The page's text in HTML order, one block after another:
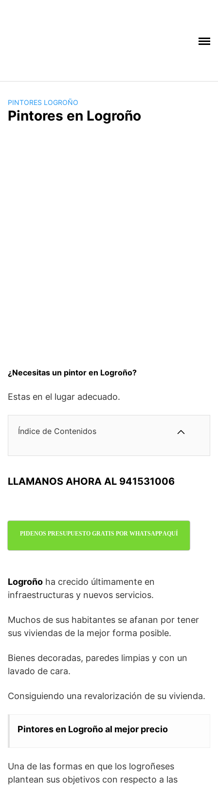
PINTORES LOGROÑO
Pintores en Logroño
¿Necesitas un pintor en Logroño?
Estas en el lugar adecuado.
Índice de Contenidos
LLAMANOS AHORA AL 941531006
PIDENOS PRESUPUESTO GRATIS POR WHATSAPP AQUÍ
Logroño ha crecido últimamente en
infraestructuras y nuevos servicios.
Muchos de sus habitantes se afanan por tener
sus viviendas de la mejor forma posible.
Bienes decoradas, paredes limpias y con un
lavado de cara.
Consiguiendo una revalorización de su vivienda.
Pintores en Logroño al mejor precio
Una de las formas en que los logroñeses
plantean sus objetivos con respecto a las